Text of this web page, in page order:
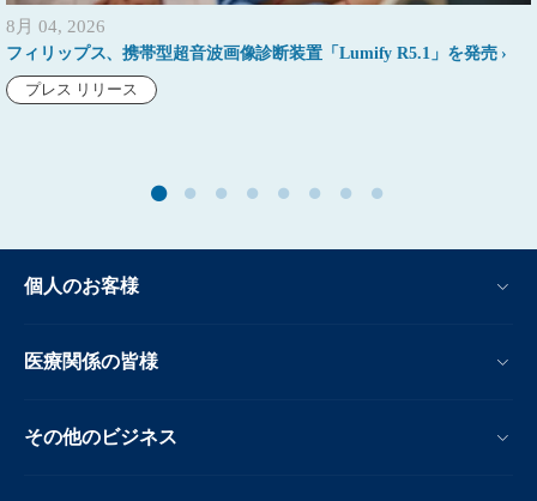
8月 04, 2026
フィリップス、携帯型超音波画像診断装置「Lumify R5.1」を発売
プレス リリース
個人のお客様
医療関係の皆様
その他のビジネス